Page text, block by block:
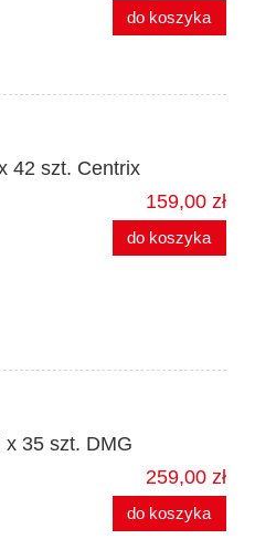
do koszyka
42 szt. Centrix
159,00 zł
do koszyka
x 35 szt. DMG
259,00 zł
do koszyka